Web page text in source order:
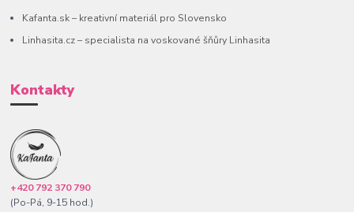
Kafanta.sk – kreativní materiál pro Slovensko
Linhasita.cz – specialista na voskované šňůry Linhasita
Kontakty
+420 792 370 790
(Po-Pá, 9-15 hod.)